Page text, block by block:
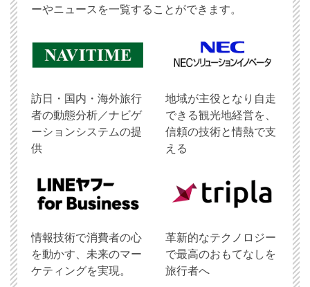
ーやニュースを一覧することができます。
訪日・国内・海外旅行
者の動態分析／ナビゲ
ーションシステムの提
供
地域が主役となり自走
できる観光地経営を、
信頼の技術と情熱で支
える
情報技術で消費者の心
を動かす、未来のマー
ケティングを実現。
革新的なテクノロジー
で最高のおもてなしを
旅行者へ